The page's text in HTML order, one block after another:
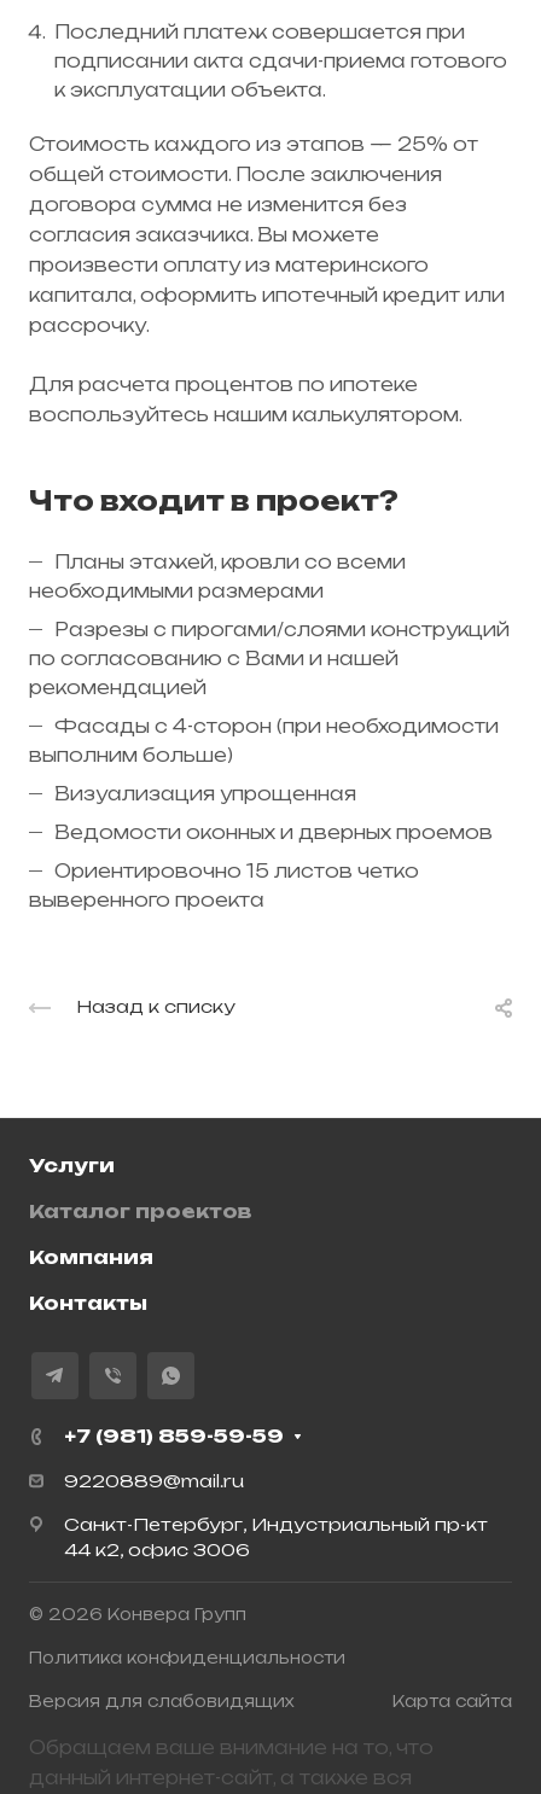
Последний платеж совершается при
подписании акта сдачи-приема готового
к эксплуатации объекта.
Стоимость каждого из этапов — 25% от
общей стоимости. После заключения
договора сумма не изменится без
согласия заказчика. Вы можете
произвести оплату из материнского
капитала, оформить ипотечный кредит или
рассрочку.
Для расчета процентов по ипотеке
воспользуйтесь нашим калькулятором.
Что входит в проект?
Планы этажей, кровли со всеми
необходимыми размерами
Разрезы с пирогами/слоями конструкций
по согласованию с Вами и нашей
рекомендацией
Фасады с 4-сторон (при необходимости
выполним больше)
Визуализация упрощенная
Ведомости оконных и дверных проемов
Ориентировочно 15 листов четко
выверенного проекта
Назад к списку
Услуги
Каталог проектов
Компания
Контакты
+7 (981) 859-59-59
9220889@mail.ru
Санкт-Петербург, Индустриальный пр-кт
44 к2, офис 3006
© 2026 Конвера Групп
Политика конфиденциальности
Версия для слабовидящих Карта сайта
Обращаем ваше внимание на то, что
данный интернет-сайт, а также вся